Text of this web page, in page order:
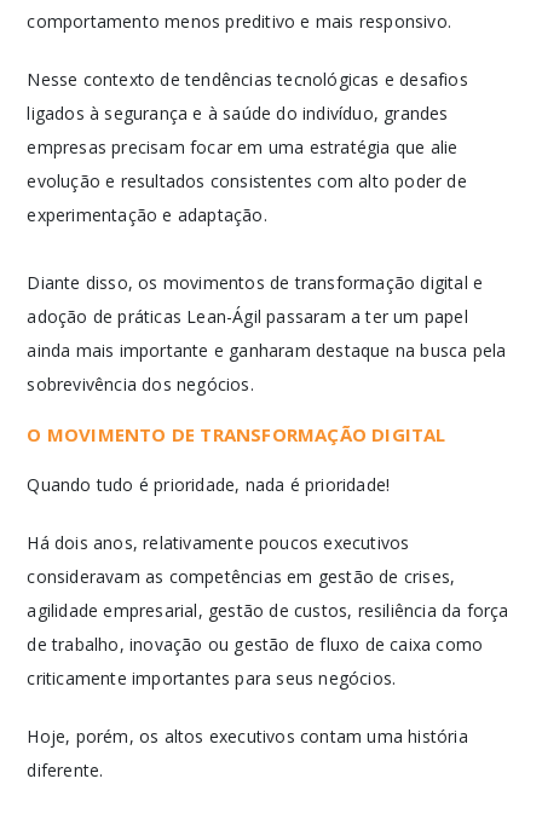
comportamento menos preditivo e mais responsivo.
Nesse contexto de tendências tecnológicas e desafios
ligados à segurança e à saúde do indivíduo, grandes
empresas precisam focar em uma estratégia que alie
evolução e resultados consistentes com alto poder de
experimentação e adaptação.
Diante disso, os movimentos de transformação digital e
adoção de práticas Lean-Ágil passaram a ter um papel
ainda mais importante e ganharam destaque na busca pela
sobrevivência dos negócios.
O MOVIMENTO DE TRANSFORMAÇÃO DIGITAL
Quando tudo é prioridade, nada é prioridade!
Há dois anos, relativamente poucos executivos
consideravam as competências em gestão de crises,
agilidade empresarial, gestão de custos, resiliência da força
de trabalho, inovação ou gestão de fluxo de caixa como
criticamente importantes para seus negócios.
Hoje, porém, os altos executivos contam uma história
diferente.